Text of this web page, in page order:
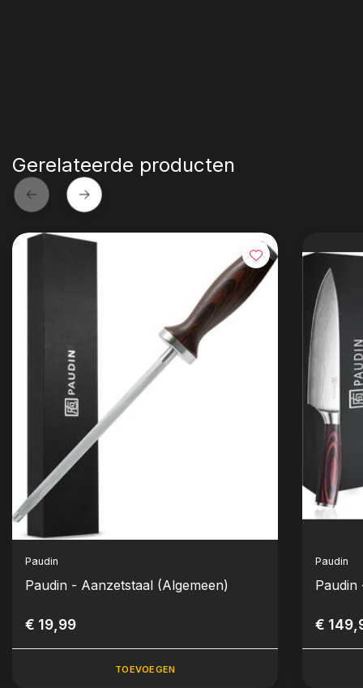
Gerelateerde producten
Paudin
Paudin - Aanzetstaal (Algemeen)
€ 19,99
TOEVOEGEN
Paudin
Paudin
€